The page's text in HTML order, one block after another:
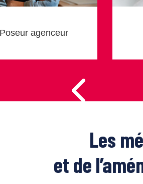
agenceur
Les
et de